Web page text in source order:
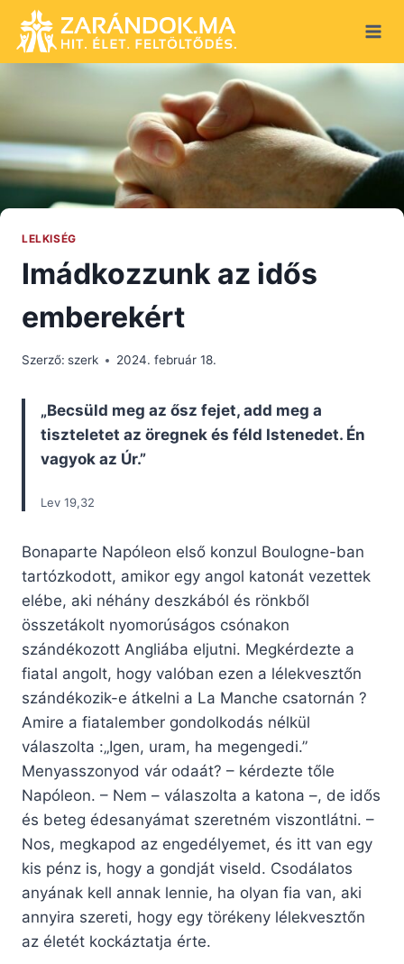
content
LELKISÉG
Imádkozzunk az idős
emberekért
Szerző: szerk 2024. február 18.
„Becsüld meg az ősz fejet, add meg a
tiszteletet az öregnek és féld Istenedet. Én
vagyok az Úr.”
Lev 19,32
Bonaparte Napóleon első konzul Boulogne-ban
tartózkodott, amikor egy angol katonát vezettek
elébe, aki néhány deszkából és rönkből
összetákolt nyomorúságos csónakon
szándékozott Angliába eljutni. Megkérdezte a
fiatal angolt, hogy valóban ezen a lélekvesztőn
szándékozik-e átkelni a La Manche csatornán ?
Amire a fiatalember gondolkodás nélkül
válaszolta :„Igen, uram, ha megengedi.”
Menyasszonyod vár odaát? – kérdezte tőle
Napóleon. – Nem – válaszolta a katona –, de idős
és beteg édesanyámat szeretném viszontlátni. –
Nos, megkapod az engedélyemet, és itt van egy
kis pénz is, hogy a gondját viseld. Csodálatos
anyának kell annak lennie, ha olyan fia van, aki
annyira szereti, hogy egy törékeny lélekvesztőn
az életét kockáztatja érte.